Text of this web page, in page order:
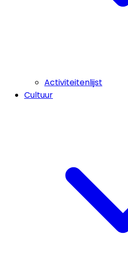
Activiteitenlijst
Cultuur